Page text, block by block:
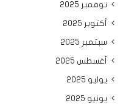
نوفمبر 2025
أكتوبر 2025
سبتمبر 2025
أغسطس 2025
يوليو 2025
يونيو 2025